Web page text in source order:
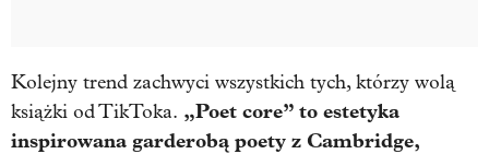
Kolejny trend zachwyci wszystkich tych, którzy wolą
książki od TikToka. „Poet core” to estetyka
inspirowana garderobą poety z Cambridge,